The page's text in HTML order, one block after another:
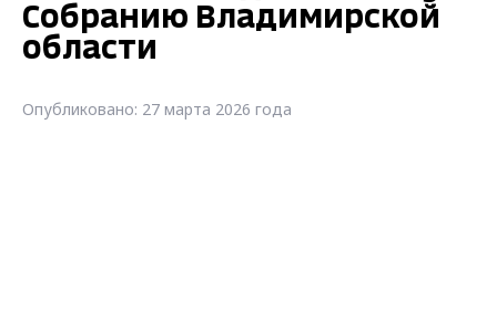
Собранию Владимирской
области
Опубликовано: 27 марта 2026 года